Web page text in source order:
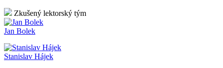
Zkušený lektorský tým
Jan Bolek
Stanislav Hájek